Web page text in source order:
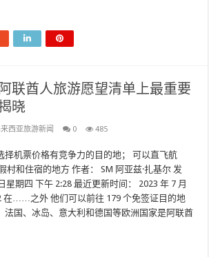
联酋人旅游愿望清单上最重要
晓
西亚旅游新闻 0 485
择机票价格有竞争力的目的地； 可以直飞航
村和住宿的地方 作者： SM 阿亚兹·扎基尔 发
星期四 下午 2:28 最近更新时间： 2023 年 7 月
在……之外 他们可以前往 179 个免签证目的地
法国、冰岛、意大利和德国等欧洲国家是阿联酋